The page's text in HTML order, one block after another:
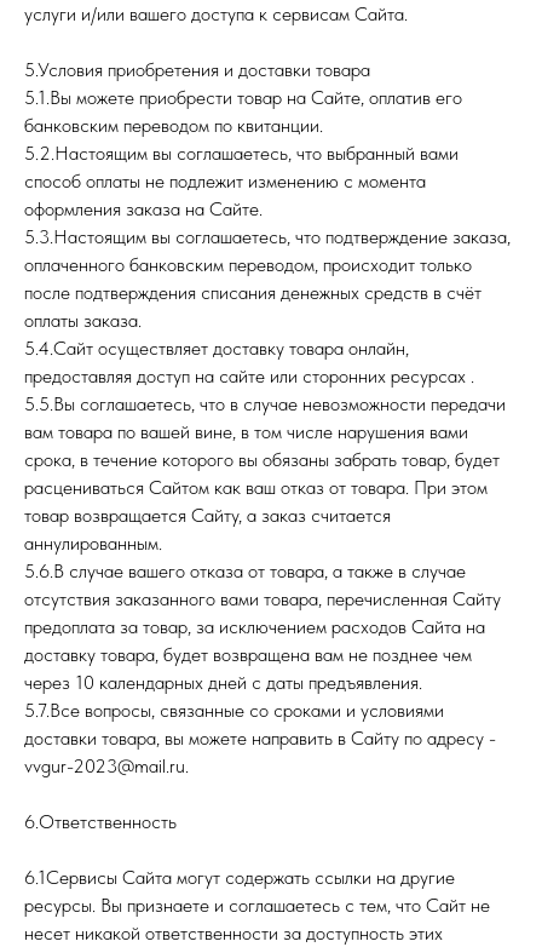
услуги и/или вашего доступа к сервисам Сайта.
5.Условия приобретения и доставки товара
5.1.Вы можете приобрести товар на Сайте, оплатив его
банковским переводом по квитанции.
5.2.Настоящим вы соглашаетесь, что выбранный вами
способ оплаты не подлежит изменению с момента
оформления заказа на Сайте.
5.3.Настоящим вы соглашаетесь, что подтверждение заказа,
оплаченного банковским переводом, происходит только
после подтверждения списания денежных средств в счёт
оплаты заказа.
5.4.Сайт осуществляет доставку товара онлайн,
предоставляя доступ на сайте или сторонних ресурсах .
5.5.Вы соглашаетесь, что в случае невозможности передачи
вам товара по вашей вине, в том числе нарушения вами
срока, в течение которого вы обязаны забрать товар, будет
расцениваться Сайтом как ваш отказ от товара. При этом
товар возвращается Сайту, а заказ считается
аннулированным.
5.6.В случае вашего отказа от товара, а также в случае
отсутствия заказанного вами товара, перечисленная Сайту
предоплата за товар, за исключением расходов Сайта на
доставку товара, будет возвращена вам не позднее чем
через 10 календарных дней с даты предъявления.
5.7.Все вопросы, связанные со сроками и условиями
доставки товара, вы можете направить в Сайту по адресу -
vvgur-2023@mail.ru.
6.Ответственность
6.1Сервисы Сайта могут содержать ссылки на другие
ресурсы. Вы признаете и соглашаетесь с тем, что Сайт не
несет никакой ответственности за доступность этих